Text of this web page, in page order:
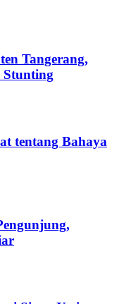
Tangerang,
Stunting
tentang Bahaya